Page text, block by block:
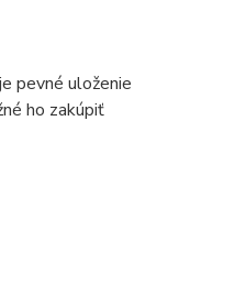
pevné uloženie
ho zakúpiť